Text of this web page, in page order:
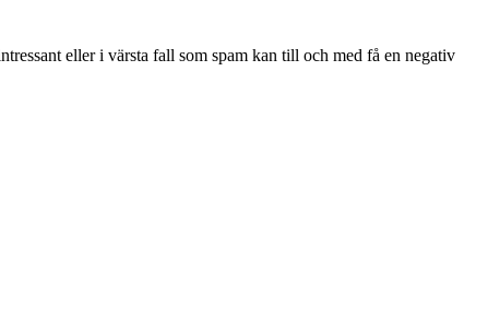
eller i värsta fall som spam kan till och med få en negativ